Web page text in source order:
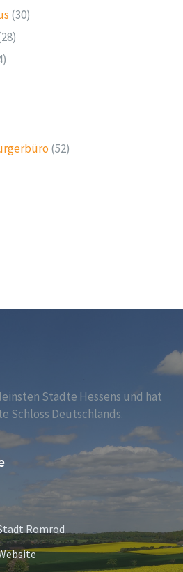
(30)
(52)
Städte Hessens und hat
Schloss Deutschlands.
Romrod